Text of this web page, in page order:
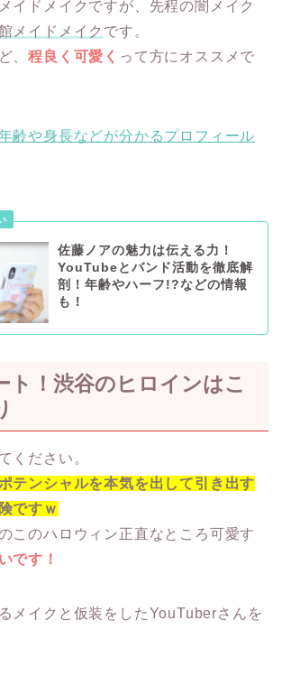
イドメイクですが、先程の闇メイク
メイドメイク です。
、程良く可愛く って方にオススメで
齢や身長などが分かるプロフィール
佐藤ノアの魅力は伝える力！
YouTubeとバンド活動を徹底解
剖！年齢やハーフ!?などの情報
も！
ト！渋谷のヒロインはこ
ください。
テンシャルを本気を出して引き出す
ですｗ
このハロウィン正直なところ可愛す
です！
メイクと仮装をしたYouTuberさんを